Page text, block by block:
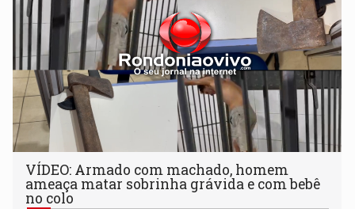
VÍDEO: Armado com machado, homem
ameaça matar sobrinha grávida e com bebê
no colo